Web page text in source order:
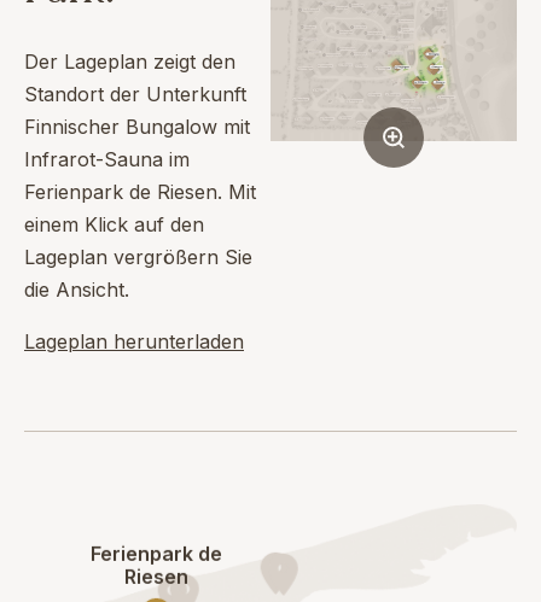
Der Lageplan zeigt den
Standort der Unterkunft
Finnischer Bungalow mit
Infrarot-Sauna im
Ferienpark de Riesen. Mit
einem Klick auf den
Lageplan vergrößern Sie
die Ansicht.
Lageplan herunterladen
Ferienpark de
Riesen